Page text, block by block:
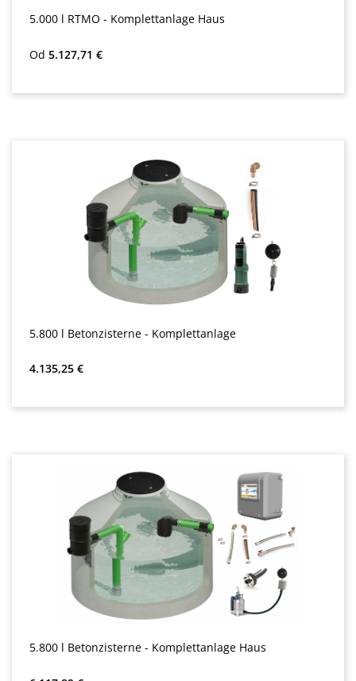
5.000 l RTMO - Komplettanlage Haus
Redna cena:
Od 5.127,71 €
5.800 l Betonzisterne - Komplettanlage
Redna cena:
4.135,25 €
5.800 l Betonzisterne - Komplettanlage Haus